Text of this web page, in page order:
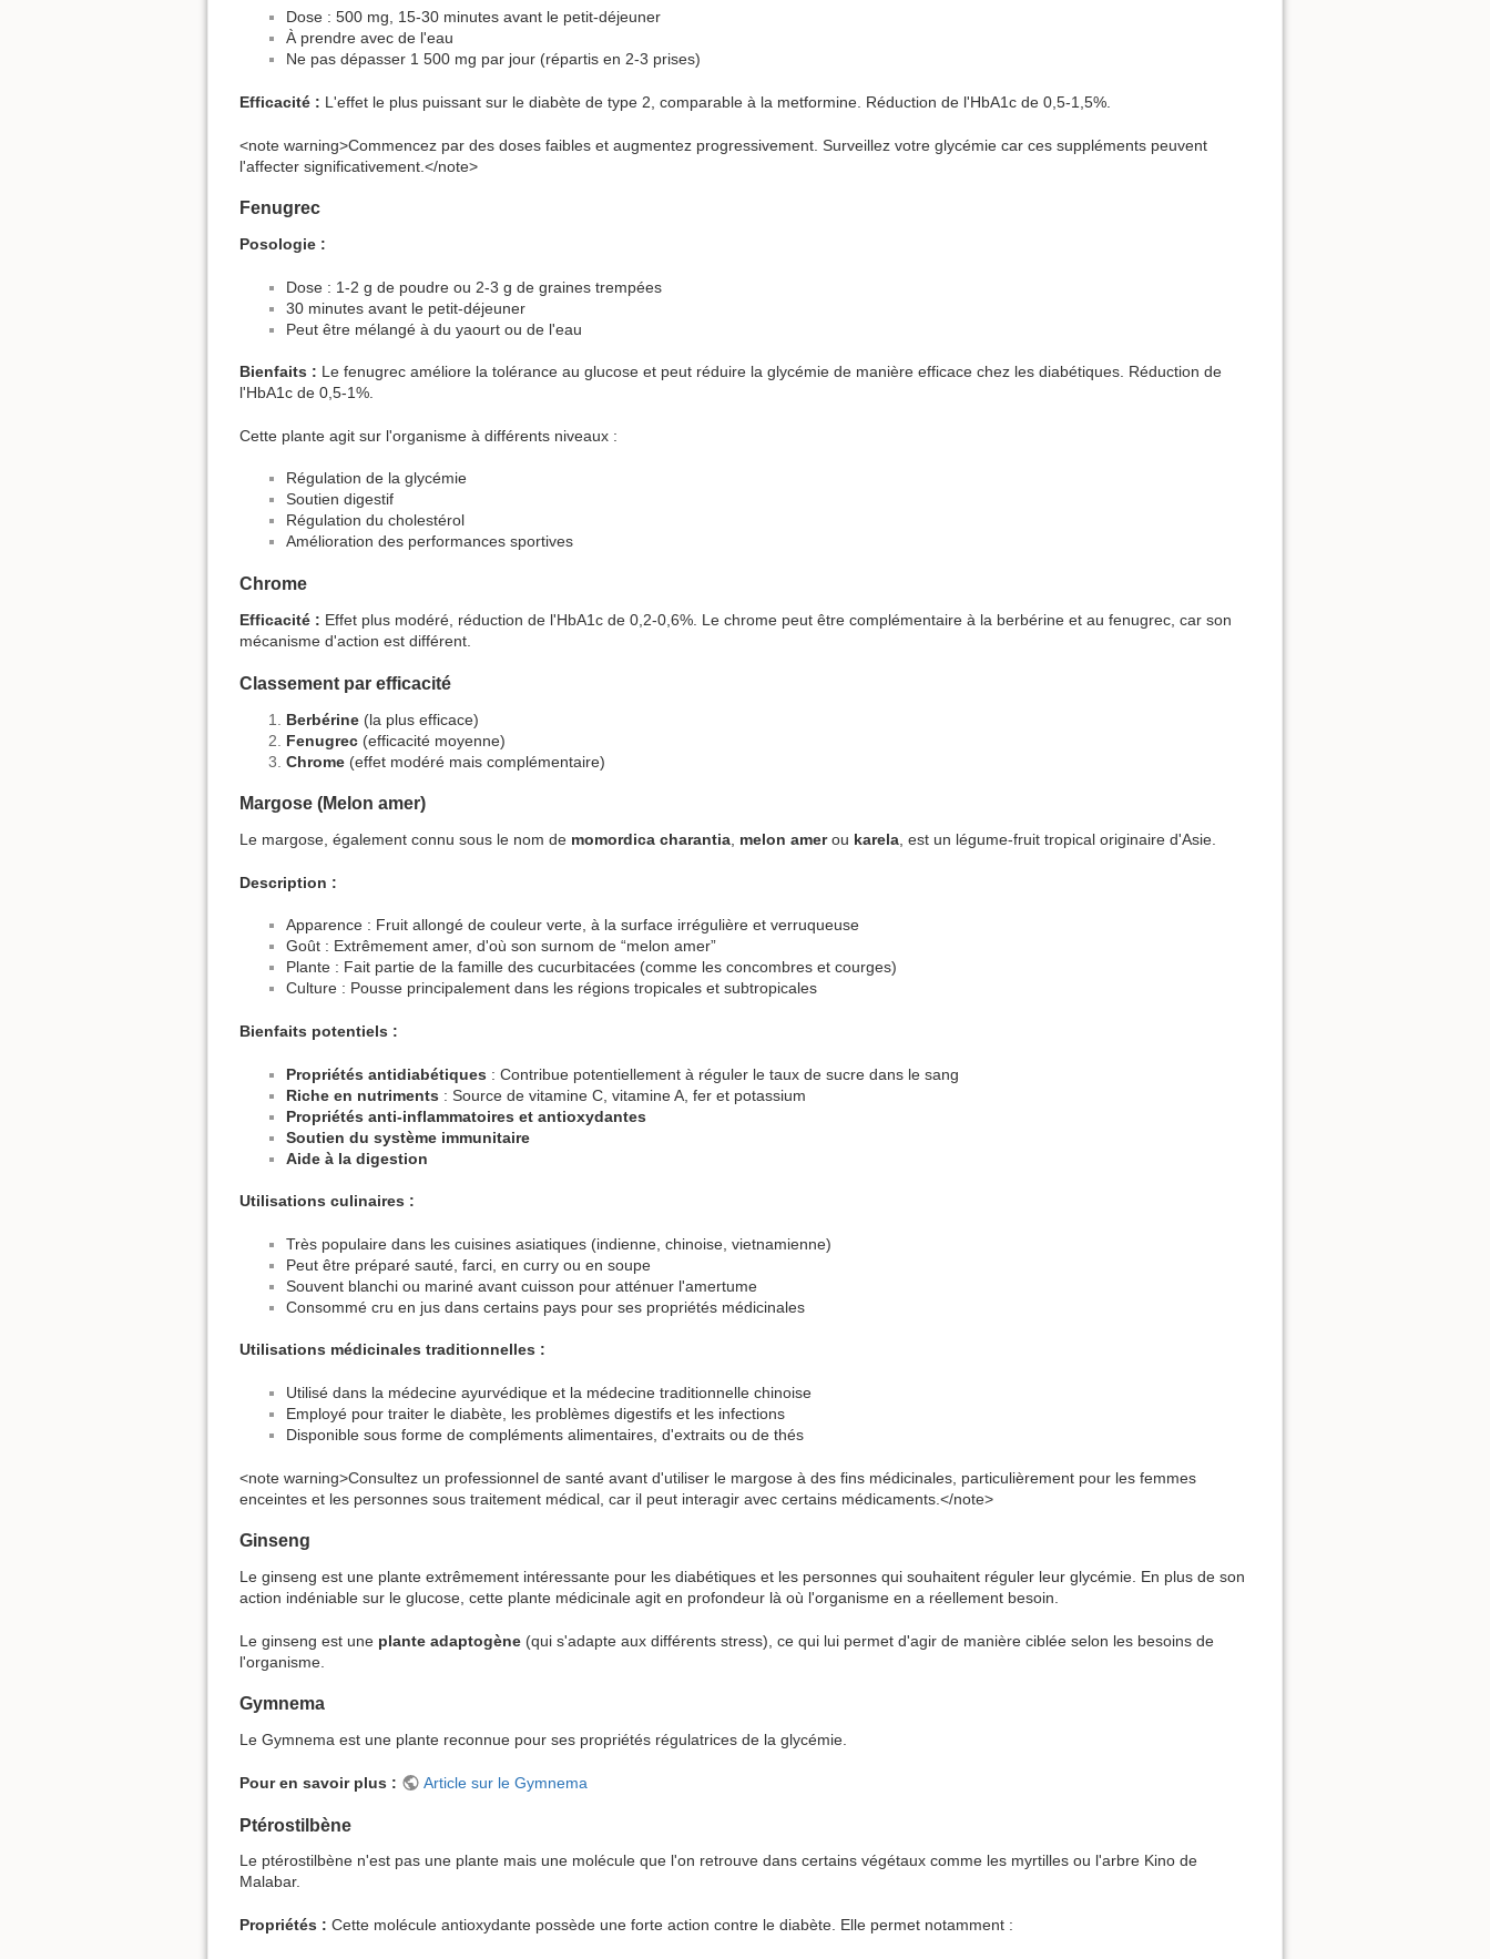
Dose : 500 mg, 15-30 minutes avant le petit-déjeuner
À prendre avec de l'eau
Ne pas dépasser 1 500 mg par jour (répartis en 2-3 prises)
Efficacité : L'effet le plus puissant sur le diabète de type 2, comparable à la metformine. Réduction de l'HbA1c de 0,5-1,5%.
<note warning>Commencez par des doses faibles et augmentez progressivement. Surveillez votre glycémie car ces suppléments peuvent
l'affecter significativement.</note>
Fenugrec
Posologie :
Dose : 1-2 g de poudre ou 2-3 g de graines trempées
30 minutes avant le petit-déjeuner
Peut être mélangé à du yaourt ou de l'eau
Bienfaits : Le fenugrec améliore la tolérance au glucose et peut réduire la glycémie de manière efficace chez les diabétiques. Réduction de
l'HbA1c de 0,5-1%.
Cette plante agit sur l'organisme à différents niveaux :
Régulation de la glycémie
Soutien digestif
Régulation du cholestérol
Amélioration des performances sportives
Chrome
Efficacité : Effet plus modéré, réduction de l'HbA1c de 0,2-0,6%. Le chrome peut être complémentaire à la berbérine et au fenugrec, car son
mécanisme d'action est différent.
Classement par efficacité
Berbérine (la plus efficace)
Fenugrec (efficacité moyenne)
Chrome (effet modéré mais complémentaire)
Margose (Melon amer)
Le margose, également connu sous le nom de momordica charantia, melon amerou karela, est un légume-fruit tropical originaire d'Asie.
Description :
Apparence : Fruit allongé de couleur verte, à la surface irrégulière et verruqueuse
Goût : Extrêmement amer, d'où son surnom de “melon amer”
Plante : Fait partie de la famille des cucurbitacées (comme les concombres et courges)
Culture : Pousse principalement dans les régions tropicales et subtropicales
Bienfaits potentiels :
Propriétés antidiabétiques : Contribue potentiellement à réguler le taux de sucre dans le sang
Riche en nutriments : Source de vitamine C, vitamine A, fer et potassium
Propriétés anti-inflammatoires et antioxydantes
Soutien du système immunitaire
Aide à la digestion
Utilisations culinaires :
Très populaire dans les cuisines asiatiques (indienne, chinoise, vietnamienne)
Peut être préparé sauté, farci, en curry ou en soupe
Souvent blanchi ou mariné avant cuisson pour atténuer l'amertume
Consommé cru en jus dans certains pays pour ses propriétés médicinales
Utilisations médicinales traditionnelles :
Utilisé dans la médecine ayurvédique et la médecine traditionnelle chinoise
Employé pour traiter le diabète, les problèmes digestifs et les infections
Disponible sous forme de compléments alimentaires, d'extraits ou de thés
<note warning>Consultez un professionnel de santé avant d'utiliser le margose à des fins médicinales, particulièrement pour les femmes
enceintes et les personnes sous traitement médical, car il peut interagir avec certains médicaments.</note>
Ginseng
Le ginseng est une plante extrêmement intéressante pour les diabétiques et les personnes qui souhaitent réguler leur glycémie. En plus de son
action indéniable sur le glucose, cette plante médicinale agit en profondeur là où l'organisme en a réellement besoin.
Le ginseng est une plante adaptogène (qui s'adapte aux différents stress), ce qui lui permet d'agir de manière ciblée selon les besoins de
l'organisme.
Gymnema
Le Gymnema est une plante reconnue pour ses propriétés régulatrices de la glycémie.
Pour en savoir plus : Article sur le Gymnema
Ptérostilbène
Le ptérostilbène n'est pas une plante mais une molécule que l'on retrouve dans certains végétaux comme les myrtilles ou l'arbre Kino de
Malabar.
Propriétés : Cette molécule antioxydante possède une forte action contre le diabète. Elle permet notamment :